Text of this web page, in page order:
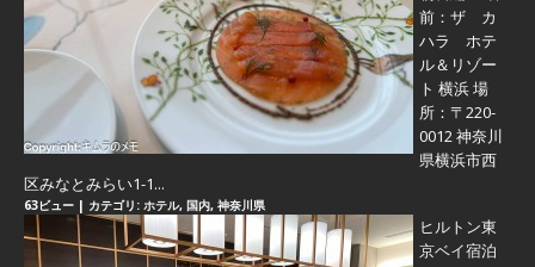
前：ザ カ
ハラ ホテ
ル＆リゾー
ト 横浜 場
所：〒220-
0012 神奈川
県横浜市西
区みなとみらい1-1...
63ビュー | カテゴリ: ホテル, 国内, 神奈川県
ヒルトン東
京ベイ宿泊